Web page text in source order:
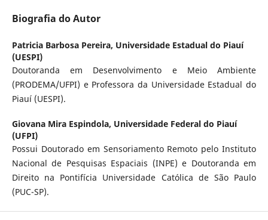
Biografia do Autor
Patricia Barbosa Pereira, Universidade Estadual do Piauí
(UESPI)
Doutoranda em Desenvolvimento e Meio Ambiente
(PRODEMA/UFPI) e Professora da Universidade Estadual do
Piauí (UESPI).
Giovana Mira Espindola, Universidade Federal do Piauí
(UFPI)
Possui Doutorado em Sensoriamento Remoto pelo Instituto
Nacional de Pesquisas Espaciais (INPE) e Doutoranda em
Direito na Pontifícia Universidade Católica de São Paulo
(PUC-SP).